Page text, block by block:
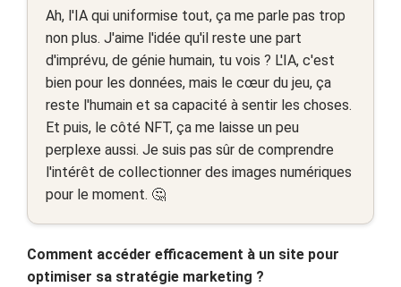
Ah, l'IA qui uniformise tout, ça me parle pas trop
non plus. J'aime l'idée qu'il reste une part
d'imprévu, de génie humain, tu vois ? L'IA, c'est
bien pour les données, mais le cœur du jeu, ça
reste l'humain et sa capacité à sentir les choses.
Et puis, le côté NFT, ça me laisse un peu
perplexe aussi. Je suis pas sûr de comprendre
l'intérêt de collectionner des images numériques
pour le moment. 🤔
Comment accéder efficacement à un site pour
optimiser sa stratégie marketing ?